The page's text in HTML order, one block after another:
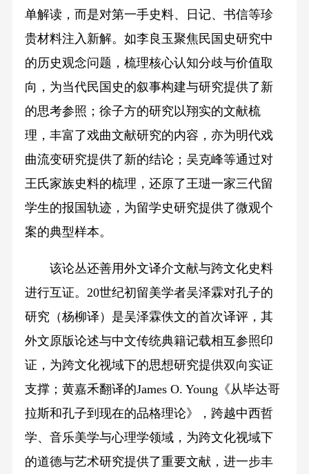
单解读，而是对第一手史料、日记、书信等珍
贵材料注入新解。如李良玉聚焦民国史研究中
的历史观念问题，梳理核心认知分歧与价值取
向，为当代民国史的叙事构建与研究提供了新
的思考参照；徐子方的研究以翔实的文献梳
理，丰富了戏曲文献研究的内容，亦为明代戏
曲流变研究提供了新的结论；吴克峰等通过对
王氏家族史料的梳理，还原了王琎一家三代留
学生的报国轨迹，为留学史研究提供了微观个
案的典型样本。
该论丛还善用外文译介文献与跨文化史料
进行互证。20世纪初留美学者吴泽霖对孔子的
研究（杨柳译）是吴泽霖佚文的首次译评，其
外文原版论述与中文传统典籍记载相互参照印
证，为跨文化视域下的思想研究提供双向实证
支撑；黄嘉禾翻译的James O. Young《从毕达哥
拉斯和孔子到现在的品格理论》，跨越中西哲
学、音乐美学与心理学领域，为跨文化视域下
的道德与艺术研究提供了重要文献，进一步丰